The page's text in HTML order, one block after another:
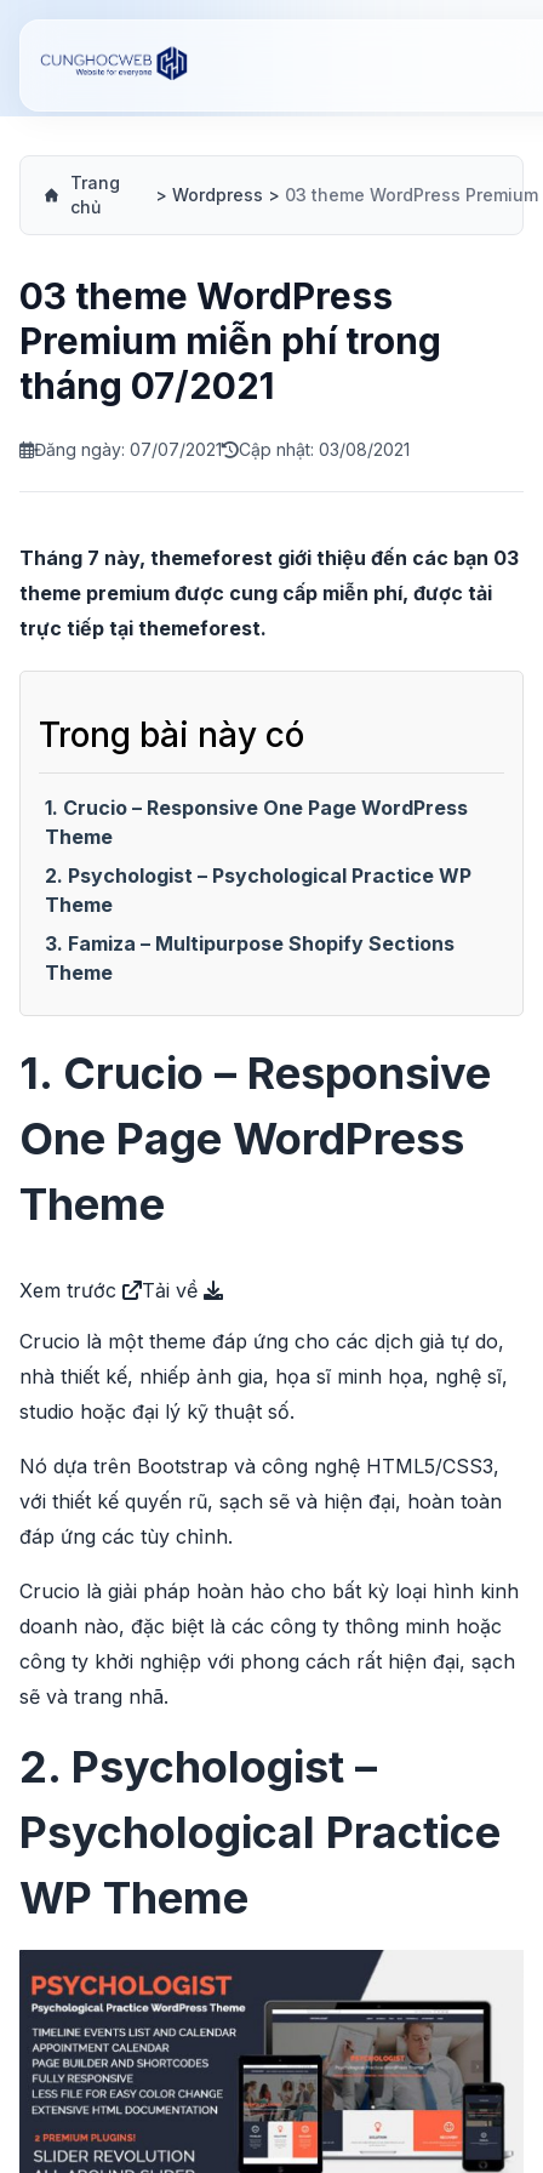
Trang
chủ
> Wordpress >
03 theme WordPress
Premium miễn phí trong
tháng 07/2021
Đăng ngày: 07/07/2021 Cập nhật: 03/08/2021
Tháng 7 này, themeforest giới thiệu đến các bạn 03
theme premium được cung cấp miễn phí, được tải
trực tiếp tại themeforest.
Trong bài này có
1. Crucio – Responsive One Page WordPress
Theme
2. Psychologist – Psychological Practice WP
Theme
3. Famiza – Multipurpose Shopify Sections
Theme
1. Crucio – Responsive
One Page WordPress
Theme
Xem trước Tải về
Crucio là một theme đáp ứng cho các dịch giả tự do,
nhà thiết kế, nhiếp ảnh gia, họa sĩ minh họa, nghệ sĩ,
studio hoặc đại lý kỹ thuật số.
Nó dựa trên Bootstrap và công nghệ HTML5/CSS3,
với thiết kế quyến rũ, sạch sẽ và hiện đại, hoàn toàn
đáp ứng các tùy chỉnh.
Crucio là giải pháp hoàn hảo cho bất kỳ loại hình kinh
doanh nào, đặc biệt là các công ty thông minh hoặc
công ty khởi nghiệp với phong cách rất hiện đại, sạch
sẽ và trang nhã.
2. Psychologist –
Psychological Practice
WP Theme